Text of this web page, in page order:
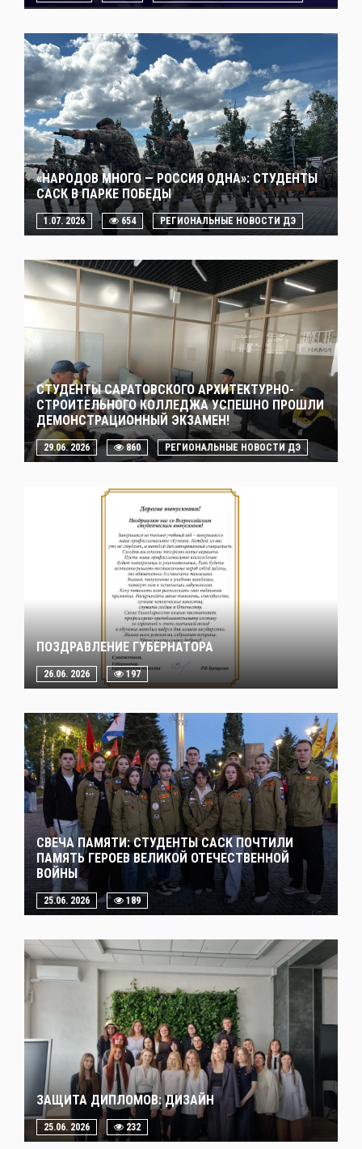
«НАРОДОВ МНОГО — РОССИЯ ОДНА»: СТУДЕНТЫ
САСК В ПАРКЕ ПОБЕДЫ
1.07. 2026 654 РЕГИОНАЛЬНЫЕ НОВОСТИ ДЭ
СТУДЕНТЫ САРАТОВСКОГО АРХИТЕКТУРНО-
СТРОИТЕЛЬНОГО КОЛЛЕДЖА УСПЕШНО ПРОШЛИ
ДЕМОНСТРАЦИОННЫЙ ЭКЗАМЕН!
29.06. 2026 860 РЕГИОНАЛЬНЫЕ НОВОСТИ ДЭ
ПОЗДРАВЛЕНИЕ ГУБЕРНАТОРА
26.06. 2026 197
СВЕЧА ПАМЯТИ: СТУДЕНТЫ САСК ПОЧТИЛИ
ПАМЯТЬ ГЕРОЕВ ВЕЛИКОЙ ОТЕЧЕСТВЕННОЙ
ВОЙНЫ
25.06. 2026 189
ЗАЩИТА ДИПЛОМОВ: ДИЗАЙН
25.06. 2026 232